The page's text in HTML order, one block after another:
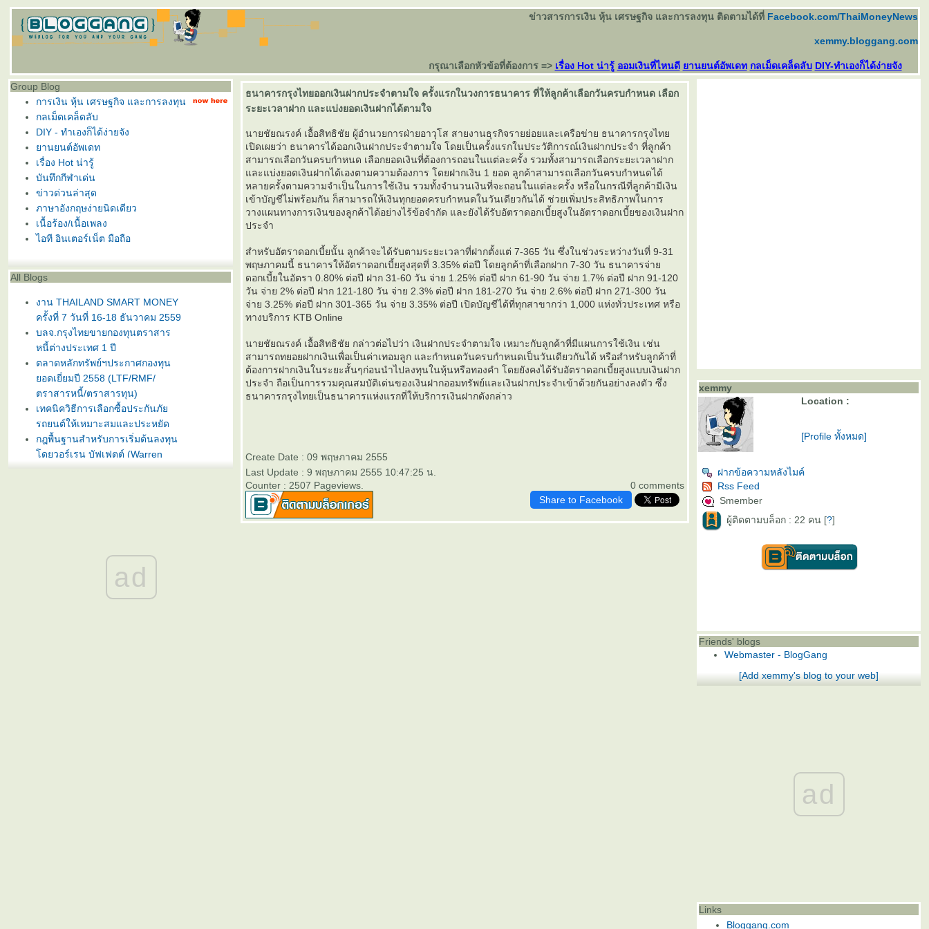
ข่าวสารการเงิน หุ้น เศรษฐกิจ และการลงทุน ติดตามได้ที่ Facebook.com/ThaiMoneyNews
xemmy.bloggang.com
กรุณาเลือกหัวข้อที่ต้องการ => เรื่อง Hot น่ารู้ ออมเงินที่ไหนดี านยนต์อัพเดท กลเม็ดเคล็ดลับ DIY-ทำเองก็ได้ง่ายจัง
Group Blog
การเงิน หุ้น เศรษฐกิจ และการลงทุน
กลเม็ดเคล็ดลับ
DIY - ทำเองก็ได้ง่ายจัง
านยนต์อัพเดท
เรื่อง Hot น่ารู้
บันทึกกีฬาเด่น
ข่าวด่วนล่าสุด
ภาษาอังกฤษง่ายนิดเดียว
เนื้อร้อง/เนื้อเพลง
ไอที อินเตอร์เน็ต มือถือ
All Blogs
งาน THAILAND SMART MONEY
ครั้งที่ 7 วันที่ 16-18 ธันวาคม 2559
บลจ.กรุงไทยขายกองทุนตราสาร
หนี้ต่างประเทศ 1 ปี
ตลาดหลักทรัพย์ฯประกาศกองทุน
อดเยี่ยมปี 2558 (LTF/RMF/
ตราสารหนี้/ตราสารทุน)
เทคนิควิธีการเลือกซื้อประกันภั
รถยนต์ให้เหมาะสมและประหยัด
กฎพื้นฐานสำหรับการเริ่มต้นลงทุน
ดยวอร์เรน บัฟเฟตต์ (Warren
ดอกเบี้ยสูง 3% ต่อปี
บลจ. ทิสโก้ เปิดเสนอขาย “กองทุน
เปิด ทิสโก้ เจแปน อิควิตี้ ทริกเกอร์
8% #2” วันที่ 2- 9 ม.ค. 2557
ad
ธนาคารกรุงไทยออกเงินฝากประจำตามใจ ครั้งแรกในวงการธนาคาร ที่ให้ลูกค้าเลือกวันครบกำหนด เลือก
ระยะเวลาฝาก และแบ่งยอดเงินฝากได้ตามใจ
นายชัยณรงค์ เอื้อสิทธิชัย ผู้อำนวยการฝ่ายอาวุโส สายงานธุรกิจรายย่อยและเครือข่าย ธนาคารกรุงไท
เปิดเผยว่า ธนาคารได้ออกเงินฝากประจำตามใจ โดยเป็นครั้งแรกในประวัติการณ์เงินฝากประจำ ที่ลูกค้า
สามารถเลือกวันครบกำหนด เลือกยอดเงินที่ต้องการถอนในแต่ละครั้ง รวมทั้งสามารถเลือกระยะเวลาฝาก
ละแบ่งยอดเงินฝากได้เองตามความต้องการ โดยฝากเงิน 1 ยอด ลูกค้าสามารถเลือกวันครบกำหนดได้
หลายครั้งตามความจำเป็นในการใช้เงิน รวมทั้งจำนวนเงินที่จะถอนในแต่ละครั้ง หรือในกรณีที่ลูกค้ามีเงิน
เข้าบัญชีไม่พร้อมกัน ก็สามารถให้เงินทุกยอดครบกำหนดในวันเดียวกันได้ ช่วยเพิ่มประสิทธิภาพในการ
วางแผนทางการเงินของลูกค้าได้อย่างไร้ข้อจำกัด และยังได้รับอัตราดอกเบี้ยสูงในอัตราดอกเบี้ยของเงินฝาก
ประจำ
สำหรับอัตราดอกเบี้ยนั้น ลูกค้าจะได้รับตามระยะเวลาที่ฝากตั้งแต่ 7-365 วัน ซึ่งในช่วงระหว่างวันที่ 9-31
พฤษภาคมนี้ ธนาคารให้อัตราดอกเบี้ยสูงสุดที่ 3.35% ต่อปี โดยลูกค้าที่เลือกฝาก 7-30 วัน ธนาคารจ่า
ดอกเบี้ยในอัตรา 0.80% ต่อปี ฝาก 31-60 วัน จ่าย 1.25% ต่อปี ฝาก 61-90 วัน จ่าย 1.7% ต่อปี ฝาก 91-120
วัน จ่าย 2% ต่อปี ฝาก 121-180 วัน จ่าย 2.3% ต่อปี ฝาก 181-270 วัน จ่าย 2.6% ต่อปี ฝาก 271-300 วัน
จ่าย 3.25% ต่อปี ฝาก 301-365 วัน จ่าย 3.35% ต่อปี เปิดบัญชีได้ที่ทุกสาขากว่า 1,000 แห่งทั่วประเทศ หรือ
ทางบริการ KTB Online
นายชัยณรงค์ เอื้อสิทธิชัย กล่าวต่อไปว่า เงินฝากประจำตามใจ เหมาะกับลูกค้าที่มีแผนการใช้เงิน เช่น
สามารถทยอยฝากเงินเพื่อเป็นค่าเทอมลูก และกำหนดวันครบกำหนดเป็นวันเดียวกันได้ หรือสำหรับลูกค้าที่
ต้องการฝากเงินในระยะสั้นๆก่อนนำไปลงทุนในหุ้นหรือทองคำ โดยยังคงได้รับอัตราดอกเบี้ยสูงแบบเงินฝาก
ประจำ ถือเป็นการรวมคุณสมบัติเด่นของเงินฝากออมทรัพย์และเงินฝากประจำเข้าด้วยกันอย่างลงตัว ซึ่ง
ธนาคารกรุงไทยเป็นธนาคารแห่งแรกที่ให้บริการเงินฝากดังกล่าว
Create Date : 09 พฤษภาคม 2555
Last Update : 9 พฤษภาคม 2555 10:47:25 น.
0 comments
Counter : 2507 Pageviews.
Share to Facebook
xemmy
Location :
[Profile ทั้งหมด]
ฝากข้อความหลังไมค์
Rss Feed
Smember
ผู้ติดตามบล็อก : 22 คน [?]
Friends' blogs
Webmaster - BlogGang
[Add xemmy's blog to your web]
ad
Links
Bloggang.com